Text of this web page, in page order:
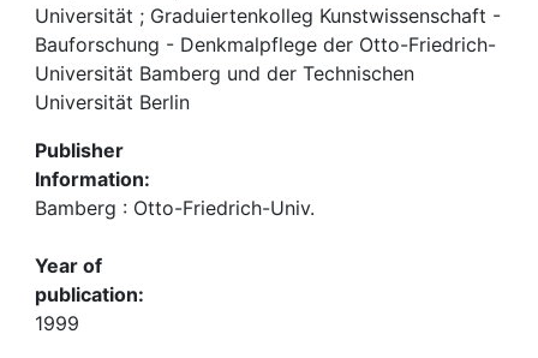
Universität ; Graduiertenkolleg Kunstwissenschaft -
Bauforschung - Denkmalpflege der Otto-Friedrich-
Universität Bamberg und der Technischen
Universität Berlin
Publisher
Information:
Bamberg : Otto-Friedrich-Univ.
Year of
publication:
1999